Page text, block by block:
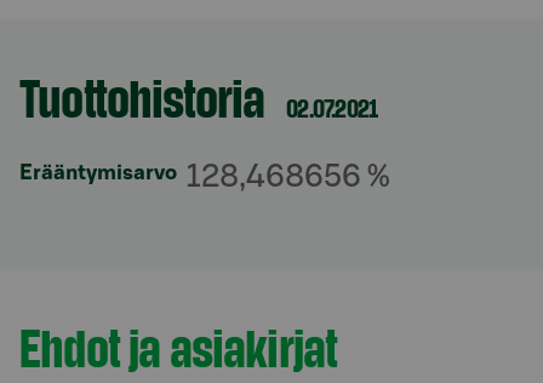
Osio otsikolla
Tuottohistoria 02.07.2021
Erääntymisarvo 128,468656 %
Osio otsikolla
Ehdot ja asiakirjat